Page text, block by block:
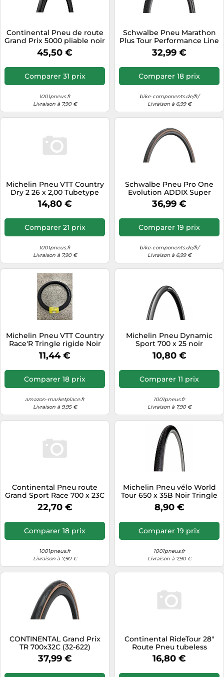
Tablettes tactiles
Téléphonie
Téléviseurs
Télévision & vidéo
Continental Pneu de route
Grand Prix 5000 pliable noir
700x25
45,50 €
Comparer 31 prix
1001pneus.fr
Livraison à 7,90 €
Schwalbe Pneu Marathon
Plus Tour Performance Line
Unisexe Adulte Noir 40-622
(28 x 1.50)
32,99 €
Comparer 18 prix
bike-components.de/fr/
Livraison à 6,99 €
Michelin Pneu VTT Country
Dry 2 26 x 2,00 Tubetype
Rigide
14,80 €
Comparer 21 prix
1001pneus.fr
Livraison à 7,90 €
Schwalbe Pneu Pro One
Evolution ADDIX Super
Race souple 700x28 (28-
622) brun
36,99 €
Comparer 19 prix
bike-components.de/fr/
Livraison à 6,99 €
Michelin Pneu VTT Country
Race'R Tringle rigide Noir
26 x 2.10
11,44 €
Comparer 18 prix
amazon-marketplace.fr
Livraison à 9,95 €
Michelin Pneu Dynamic
Sport 700 x 25 noir
10,80 €
Comparer 11 prix
1001pneus.fr
Livraison à 7,90 €
Continental Pneu route
Grand Sport Race 700 x 23C
Tubetype Souple NyTech
Breaker PureGrip Noir
22,70 €
Comparer 18 prix
1001pneus.fr
Livraison à 7,90 €
Michelin Pneu vélo World
Tour 650 x 35B Noir Tringle
rigide (26 x 1 1/2) TR
8,90 €
Comparer 19 prix
1001pneus.fr
Livraison à 7,90 €
CONTINENTAL Grand Prix
TR 700x32C (32-622)
37,99 €
Continental RideTour 28"
Route Pneu tubeless
16,80 €